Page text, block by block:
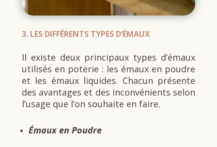
3. LES DIFFÉRENTS TYPES D’ÉMAUX
Il existe deux principaux types d’émaux
utilisés en poterie : les émaux en poudre
et les émaux liquides. Chacun présente
des avantages et des inconvénients selon
l’usage que l’on souhaite en faire.
Émaux en Poudre